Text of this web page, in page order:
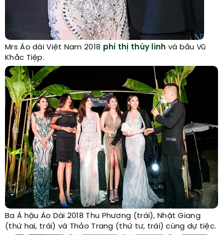
Mrs Áo dài Việt Nam 2018 phí thị thùy linh và bầu Vũ
Khắc Tiệp.
Ba Á hậu Áo Dài 2018 Thu Phương (trái), Nhật Giang
(thứ hai, trái) và Thảo Trang (thứ tư, trái) cùng dự tiệc.